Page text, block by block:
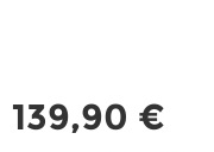
139,90 €